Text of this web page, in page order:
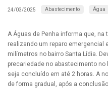
24/03/2025 Abastecimento Água
A Águas de Penha informa que, na
realizando um reparo emergencial
milímetros no bairro Santa Lídia.
precariedade no abastecimento no
seja concluído em até 2 horas. A
de forma gradual, após a